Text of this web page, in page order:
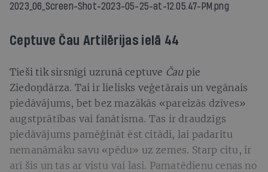
2023_06_Screen-Shot-2023-05-25-at-12.05.47-PM.png
Ceptuve Čau Artilērijas ielā 44
Tieši tik sirsnīgi uzrunā ceptuve Čaupie
Ziedoņdārza. Tai ir lielisks veģetārais un vegānais
piedāvājums, bet bez mazākās «pareizās dzīves»
augstprātības vai fanātisma. Tas ir draudzīgs
piedāvājums pamēģināt ēst citādi, lai padarītu
nemanāmāku savu «pēdu» uz zemes. Starp citu, ir
arī šis un tas ar vistu vai lasi. Pamatēdienu cenas no